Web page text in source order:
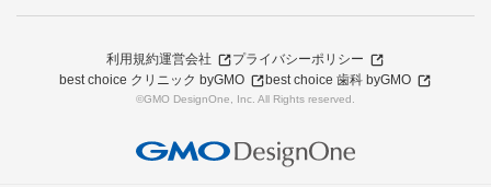
利用規約運営会社
プライバシーポリシー
best choice クリニック byGMO
best choice 歯科 byGMO
©GMO DesignOne, Inc. All Rights reserved.